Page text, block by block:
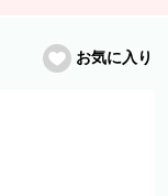
お気に入り